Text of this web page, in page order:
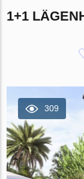
1+1
309